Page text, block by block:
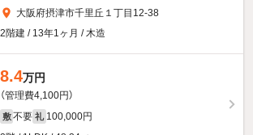
大阪府摂津市千里丘１丁目12-38
2階建 / 13年1ヶ月 / 木造
8.4万円
（管理費4,100円）
敷 不要 礼 100,000円